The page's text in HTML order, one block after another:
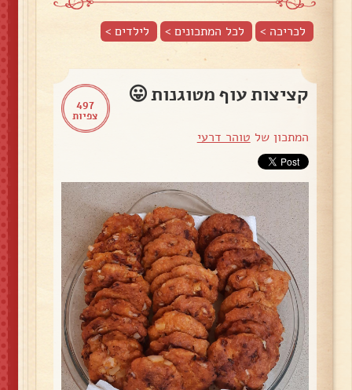
לכריכה > לכל המתכונים > לילדים>
497
צפיות
קציצות עוף מטוגנות 😛
המתכון של טוהר דרעי